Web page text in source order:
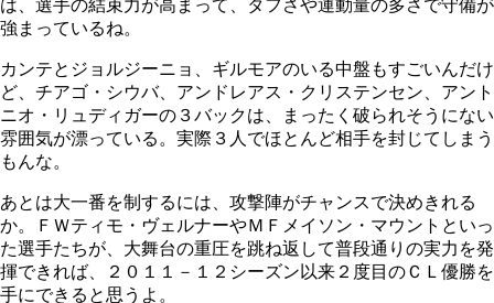
は、選手の結束力が高まって、タフさや運動量の多さで守備が
強まっているね。
カンテとジョルジーニョ、ギルモアのいる中盤もすごいんだけ
ど、チアゴ・シウバ、アンドレアス・クリステンセン、アント
ニオ・リュディガーの３バックは、まったく破られそうにない
雰囲気が漂っている。実際３人でほとんど相手を封じてしまう
もんな。
あとは大一番を制するには、攻撃陣がチャンスで決めきれる
か。ＦＷティモ・ヴェルナーやＭＦメイソン・マウントといっ
た選手たちが、大舞台の重圧を跳ね返して普段通りの実力を発
揮できれば、２０１１－１２シーズン以来２度目のＣＬ優勝を
手にできると思うよ。